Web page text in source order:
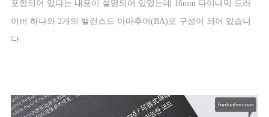
포함되어 있다는 내용이 설명되어 있었는데 16mm 다이내믹 드라
이버 하나와 2개의 밸런스드 아마추어 (BA)로 구성이 되어 있습니
다.